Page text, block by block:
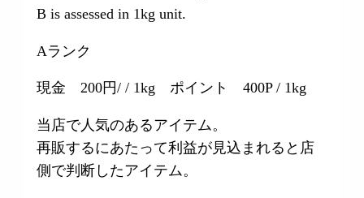
B is assessed in 1kg unit.
Aランク
現金 200円/ / 1kg ポイント 400P / 1kg
当店で人気のあるアイテム。
再販するにあたって利益が見込まれると店
側で判断したアイテム。